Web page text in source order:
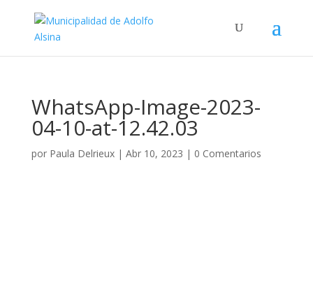
WhatsApp-Image-2023-
04-10-at-12.42.03
por Paula Delrieux| Abr 10, 2023 | 0 Comentarios